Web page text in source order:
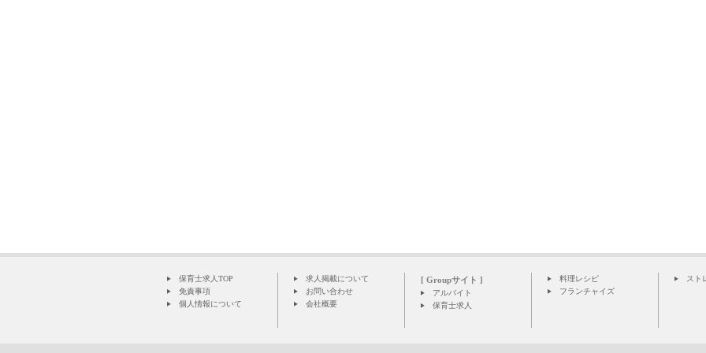
保育士求人TOP
免責事項
個人情報について
求人掲載について
お問い合わせ
会社概要
[ Groupサイト ]
アルバイト
保育士求人
料理レシピ
フランチャイズ
スト